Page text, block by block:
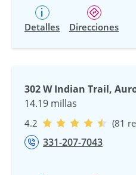
Detalles Direcciones
302 W Indian Trail,
14.19 millas
4.2 (81
331-207-7043